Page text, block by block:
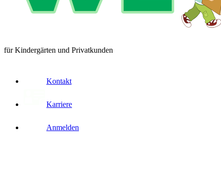
für Kindergärten und Privatkunden
Kontakt
Karriere
Anmelden